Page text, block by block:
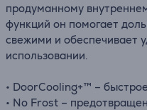
продуманному
функций он помогает
свежими и обеспечивает
использовании.
• DoorCooling+™ –
• No Frost –